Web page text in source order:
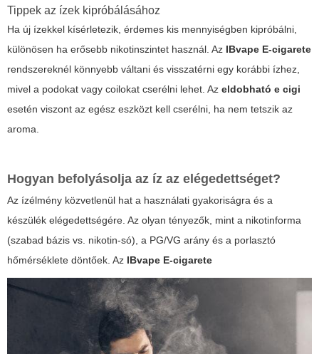
Tippek az ízek kipróbálásához
Ha új ízekkel kísérletezik, érdemes kis mennyiségben kipróbálni,
különösen ha erősebb nikotinszintet használ. Az IBvape E-cigarete
rendszereknél könnyebb váltani és visszatérni egy korábbi ízhez,
mivel a podokat vagy coilokat cserélni lehet. Az eldobható e cigi
esetén viszont az egész eszközt kell cserélni, ha nem tetszik az
aroma.
Hogyan befolyásolja az íz az elégedettséget?
Az ízélmény közvetlenül hat a használati gyakoriságra és a
készülék elégedettségére. Az olyan tényezők, mint a nikotinforma
(szabad bázis vs. nikotin-só), a PG/VG arány és a porlasztó
hőmérséklete döntőek. Az IBvape E-cigarete